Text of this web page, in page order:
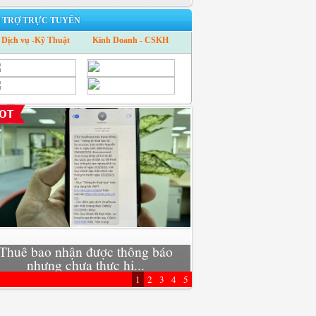
TRỢ TRỰC TUYẾN
Dịch vụ -Kỹ Thuật
Kinh Doanh - CSKH
bao nhận được thông báo
nhưng chưa thực hi...
1 2 3 4 5